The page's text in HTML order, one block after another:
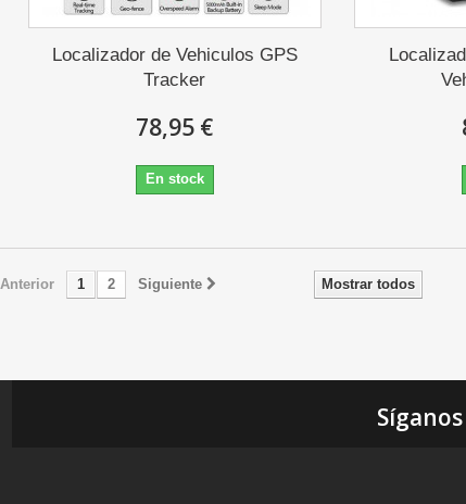
Localizador de Vehiculos GPS
Tracker
78,95 €
En stock
Mostrar todos
Anterior 1 2 Siguiente
Síganos